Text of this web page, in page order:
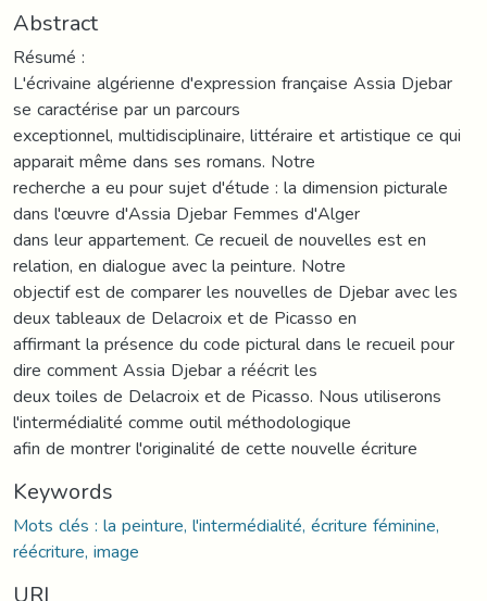
Abstract
Résumé :
L'écrivaine algérienne d'expression française Assia Djebar
se caractérise par un parcours
exceptionnel, multidisciplinaire, littéraire et artistique ce qui
apparait même dans ses romans. Notre
recherche a eu pour sujet d'étude : la dimension picturale
dans l'œuvre d'Assia Djebar Femmes d'Alger
dans leur appartement. Ce recueil de nouvelles est en
relation, en dialogue avec la peinture. Notre
objectif est de comparer les nouvelles de Djebar avec les
deux tableaux de Delacroix et de Picasso en
affirmant la présence du code pictural dans le recueil pour
dire comment Assia Djebar a réécrit les
deux toiles de Delacroix et de Picasso. Nous utiliserons
l'intermédialité comme outil méthodologique
afin de montrer l'originalité de cette nouvelle écriture
Keywords
Mots clés : la peinture, l'intermédialité, écriture féminine,
réécriture, image